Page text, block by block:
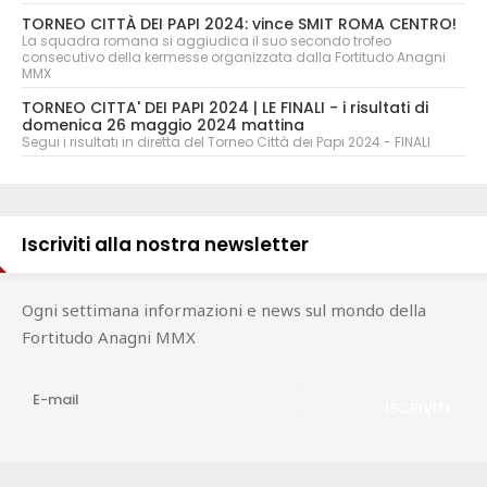
TORNEO CITTÀ DEI PAPI 2024: vince SMIT ROMA CENTRO!
La squadra romana si aggiudica il suo secondo trofeo
consecutivo della kermesse organizzata dalla Fortitudo Anagni
MMX
TORNEO CITTA' DEI PAPI 2024 | LE FINALI - i risultati di
domenica 26 maggio 2024 mattina
Segui i risultati in diretta del Torneo Città dei Papi 2024 - FINALI
Iscriviti alla nostra newsletter
Ogni settimana informazioni e news sul mondo della
Fortitudo Anagni MMX